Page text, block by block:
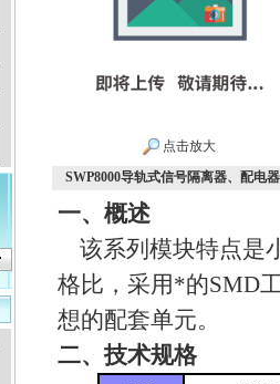
点击放大
SWP8000导轨式信号隔离器、配电
一、概述
该系列模块特点是
格比，采用*的SMD
想的配套单元。
二、技术规格